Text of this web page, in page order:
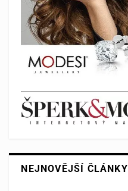
NEJNOVĚJŠÍ ČLÁNKY